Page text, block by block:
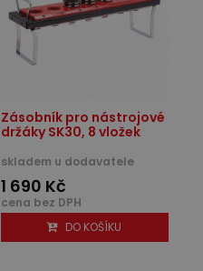
Zásobník pro nástrojové
držáky SK30, 8 vložek
skladem u dodavatele
1 690 Kč
cena bez DPH
DO KOŠÍKU